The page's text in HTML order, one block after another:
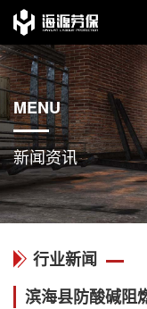
MENU
新闻资讯
行业新闻
滨海县防酸碱阻